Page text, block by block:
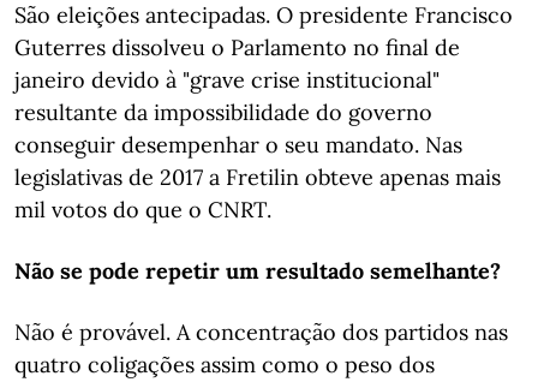
São eleições antecipadas. O presidente Francisco
Guterres dissolveu o Parlamento no final de
janeiro devido à "grave crise institucional"
resultante da impossibilidade do governo
conseguir desempenhar o seu mandato. Nas
legislativas de 2017 a Fretilin obteve apenas mais
mil votos do que o CNRT.
Não se pode repetir um resultado semelhante?
Não é provável. A concentração dos partidos nas
quatro coligações assim como o peso dos